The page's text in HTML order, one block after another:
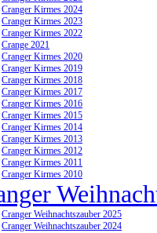
Cranger Kirmes 2024
Cranger Kirmes 2023
Cranger Kirmes 2022
Crange 2021
Cranger Kirmes 2020
Cranger Kirmes 2019
Cranger Kirmes 2018
Cranger Kirmes 2017
Cranger Kirmes 2016
Cranger Kirmes 2015
Cranger Kirmes 2014
Cranger Kirmes 2013
Cranger Kirmes 2012
Cranger Kirmes 2011
Cranger Kirmes 2010
Cranger Weihnachtszauber 2025
Cranger Weihnachtszauber 2024